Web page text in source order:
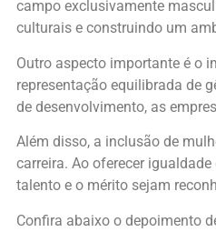
campo exclusivamente
culturais e construindo um
Outro aspecto importante é o
representação equilibrada de
de desenvolvimento, as
Além disso, a inclusão de
carreira. Ao oferecer
talento e o mérito sejam
Confira abaixo o depoimento